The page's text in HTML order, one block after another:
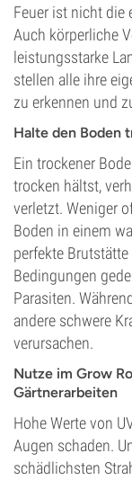
Feuer ist nicht die
Auch körperliche
leistungsstarke
stellen alle ihre
zu erkennen und
Halte den Boden
Ein trockener
trocken hältst,
verletzt. Weniger
Boden in einem
perfekte
Bedingungen
Parasiten.
andere schwere
verursachen.
Nutze im Grow
Gärtnerarbeiten
Hohe Werte von
Augen schaden.
schädlichsten